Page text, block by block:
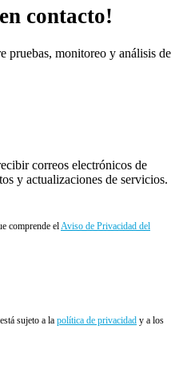
contacto!
pruebas, monitoreo y análisis de
correos electrónicos de
y actualizaciones de servicios.
comprende elAviso de Privacidad del
sujeto a la política de privacidad y a los